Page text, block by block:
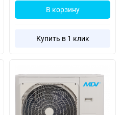
В корзину
Купить в 1 клик